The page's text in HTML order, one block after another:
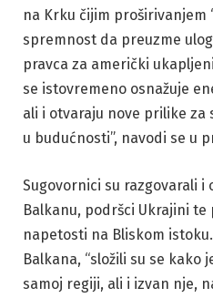
na Krku čijim proširivanjem
spremnost da preuzme
pravca za američki
se istovremeno osnažuje
ali i otvaraju nove prilike za
u budućnosti”, navodi se u
Sugovornici su razgovarali i
Balkanu, podršci Ukrajini
napetosti na Bliskom
Balkana, “složili su se
samoj regiji, ali i izvan nje,